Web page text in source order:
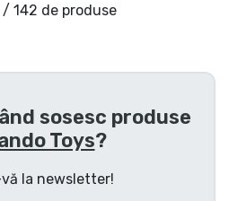
142 de produse
sosesc produse
Toys?
la newsletter!